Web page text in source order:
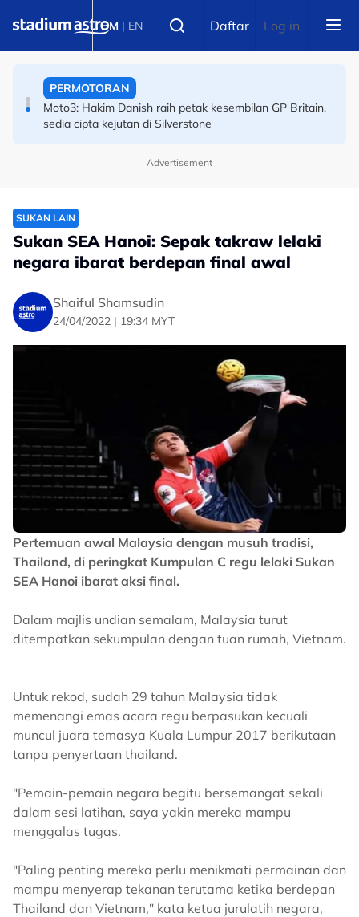
BM | EN Daftar Log in
Moto3: Hakim Danish raih petak kesembilan GP Britain,
BOLA SEPAK
Piala Hyundai ASEAN: Malaysia ke separuh akhir! Wan
Kuzain arkitek kemenangan Harimau Malaya
Advertisement
SUKAN LAIN
Sukan SEA Hanoi: Sepak takraw lelaki
negara ibarat berdepan final awal
Shaiful Shamsudin
24/04/2022 | 19:34 MYT
Pertemuan awal Malaysia dengan musuh tradisi,
Thailand, di peringkat Kumpulan C regu lelaki Sukan
SEA Hanoi ibarat aksi final.
Dalam majlis undian semalam, Malaysia turut
ditempatkan sekumpulan dengan tuan rumah, Vietnam.
Untuk rekod, sudah 29 tahun Malaysia tidak
memenangi emas acara regu berpasukan kecuali
muncul juara temasya Kuala Lumpur 2017 berikutaan
tanpa penyertaan thailand.
"Pemain-pemain negara begitu bersemangat sekali
dalam sesi latihan, saya yakin mereka mampu
menggalas tugas.
"Paling penting mereka perlu menikmati permainan dan
mampu menyerap tekanan terutama ketika berdepan
Thailand dan Vietnam," kata ketua jurulatih negara,